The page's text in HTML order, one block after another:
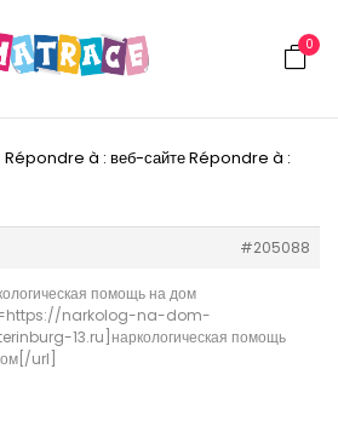
0
Répondre à : веб-сайтеRépondre à :
#205088
помощь на дом
narkolog-na-dom-
13.ru]наркологическая помощь
url]